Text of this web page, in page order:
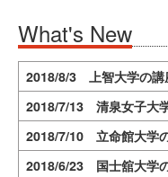
What's New
2018/8/3 上智大学の講
2018/7/13 清泉女子大
2018/7/10 立命館大学
2018/6/23 国士舘大学